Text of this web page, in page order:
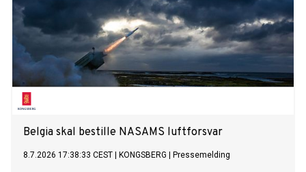
Belgia skal bestille NASAMS luftforsvar
8.7.2026 17:38:33 CEST KONGSBERG Pressemelding